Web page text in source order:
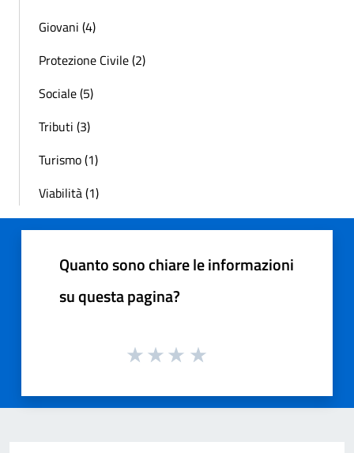
Giovani (4)
Protezione Civile (2)
Sociale (5)
Tributi (3)
Turismo (1)
Viabilità (1)
Quanto sono chiare le informazioni
su questa pagina?